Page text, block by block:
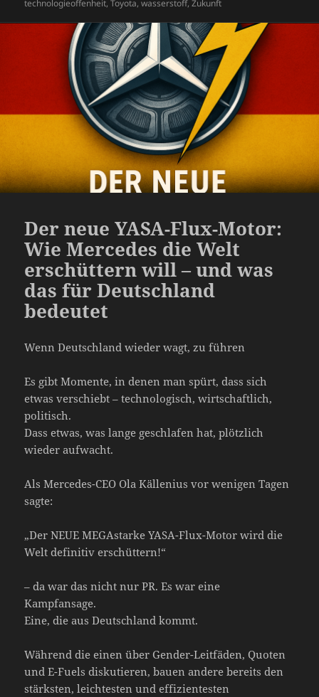
o
k
p
s re
ss
technologieoffenheit,Toyota,wasserstoff,Zukunft
Der neue YASA-Flux-Motor:
Wie Mercedes die Welt
erschüttern will – und was
das für Deutschland
bedeutet
Wenn Deutschland wieder wagt, zu führen
Es gibt Momente, in denen man spürt, dass sich
etwas verschiebt – technologisch, wirtschaftlich,
politisch.
Dass etwas, was lange geschlafen hat, plötzlich
wieder aufwacht.
Als Mercedes-CEO Ola Källenius vor wenigen Tagen
sagte:
„Der NEUE MEGAstarke YASA-Flux-Motor wird die
Welt definitiv erschüttern!“
– da war das nicht nur PR. Es war eine
Kampfansage.
Eine, die aus Deutschland kommt.
Während die einen über Gender-Leitfäden, Quoten
und E-Fuels diskutieren, bauen andere bereits den
stärksten, leichtesten und effizientesten